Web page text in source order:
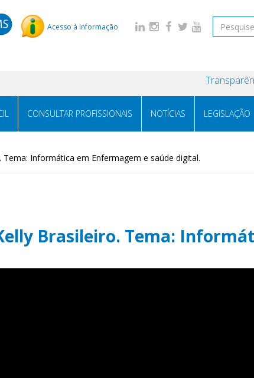
Acesso à Informação
CONSULTAR PROFISSIONAIS NOTÍCIAS LEGISLAÇÃO
Tema: Informática em Enfermagem e saúde digital.
Brasileiro. Tema: